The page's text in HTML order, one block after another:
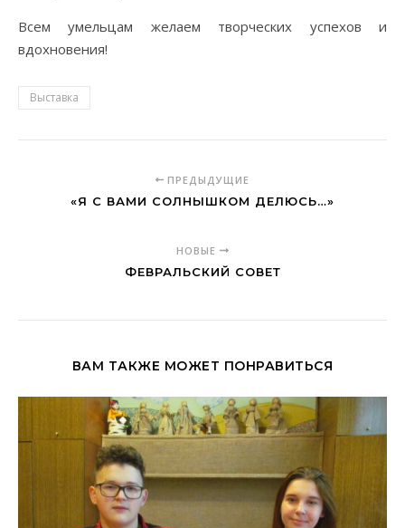
Всем умельцам желаем творческих успехов и
вдохновения!
Выставка
ПРЕДЫДУЩИЕ
«Я С ВАМИ СОЛНЫШКОМ ДЕЛЮСЬ…»
НОВЫЕ
ФЕВРАЛЬСКИЙ СОВЕТ
ВАМ ТАКЖЕ МОЖЕТ ПОНРАВИТЬСЯ